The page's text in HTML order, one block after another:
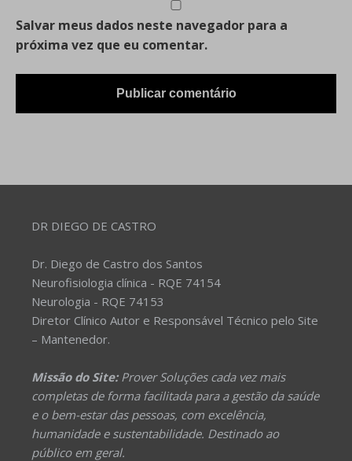
Salvar meus dados neste navegador para a
próxima vez que eu comentar.
DR DIEGO DE CASTRO
Dr. Diego de Castro dos Santos
Neurofisiologia clínica - RQE 74154
Neurologia - RQE 74153
Diretor Clínico Autor e Responsável Técnico pelo Site
– Mantenedor.
Missão do Site:Prover Soluções cada vez mais
completas de forma facilitada para a gestão da saúde
e o bem-estar das pessoas, com excelência,
humanidade e sustentabilidade. Destinado ao
público em geral.